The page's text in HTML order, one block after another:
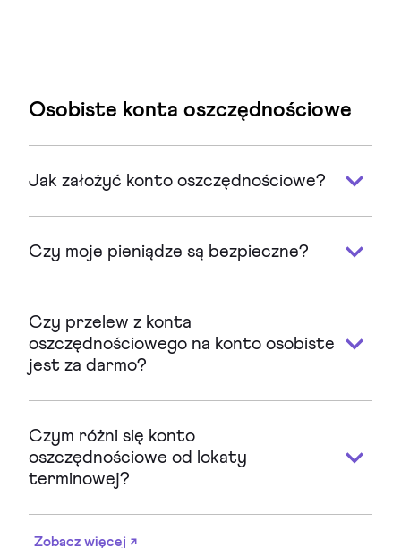
Osobiste konta oszczędnościowe
Jak założyć konto oszczędnościowe?
Czy moje pieniądze są bezpieczne?
Czy przelew z konta
oszczędnościowego na konto osobiste
jest za darmo?
Czym różni się konto
oszczędnościowe od lokaty
terminowej?
Zobacz więcej ↗